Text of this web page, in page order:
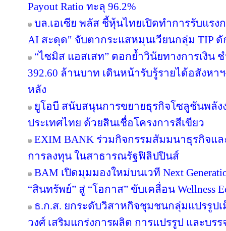
Payout Ratio ทะลุ 96.2%
บล.เอเซีย พลัส ชี้หุ้นไทยเปิดทำการรับแร
AI สะดุด" จับตากระแสหมุนเวียนกลุ่ม TIP ดั
“ไซมิส แอสเสท” ตอกย้ำวินัยทางการเงิน
392.60 ล้านบาท เดินหน้ารับรู้รายได้อสังหา
หลัง
ยูโอบี สนับสนุนการขยายธุรกิจโซลูชันพลังง
ประเทศไทย ด้วยสินเชื่อโครงการสีเขียว
EXIM BANK ร่วมกิจกรรมสัมมนาธุรกิจแ
การลงทุน ในสาธารณรัฐฟิลิปปินส์
BAM เปิดมุมมองใหม่บนเวที Next
“สินทรัพย์” สู่ “โอกาส” ขับเคลื่อน Wellness
ธ.ก.ส. ยกระดับวิสาหกิจชุมชนกลุ่มแปรรูป
วงศ์ เสริมแกร่งการผลิต การแปรรูป และบ